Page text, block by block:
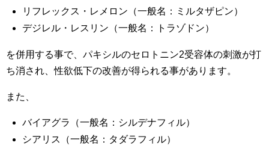
リフレックス・レメロン（一般名：ミルタザピン）
デジレル・レスリン（一般名：トラゾドン）
を併用する事で、パキシルのセロトニン2受容体の刺激が打
ち消され、性欲低下の改善が得られる事があります。
また、
バイアグラ（一般名：シルデナフィル）
シアリス（一般名：タダラフィル）